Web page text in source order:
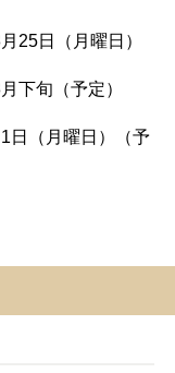
25日（月曜日）
下旬（予定）
日（月曜日）（予